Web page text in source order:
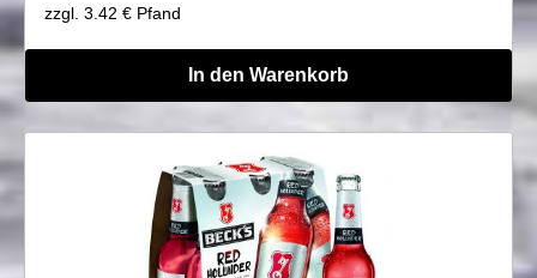
zzgl. 3.42 € Pfand
In den Warenkorb